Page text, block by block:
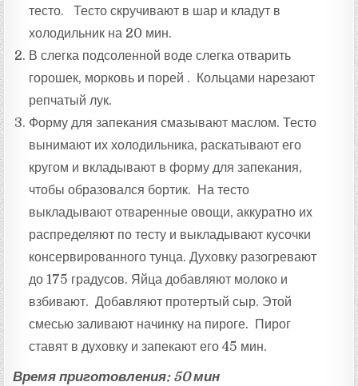
тесто. Тесто скручивают в шар и кладут в
холодильник на 20 мин.
В слегка подсоленной воде слегка отварить
горошек, морковь и порей . Кольцами нарезают
репчатый лук.
Форму для запекания смазывают маслом. Тесто
вынимают их холодильника, раскатывают его
кругом и вкладывают в форму для запекания,
чтобы образовался бортик. На тесто
выкладывают отваренные овощи, аккуратно их
распределяют по тесту и выкладывают кусочки
консервированного тунца. Духовку разогревают
до 175 градусов. Яйца добавляют молоко и
взбивают. Добавляют протертый сыр. Этой
смесью заливают начинку на пироге. Пирог
ставят в духовку и запекают его 45 мин.
Время приготовления: 50 мин